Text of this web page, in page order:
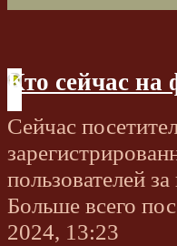
Кто сейчас на
Сейчас
пользователей
Больше всего
2024, 13:23